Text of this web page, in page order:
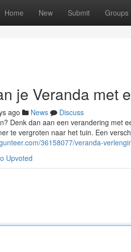
Home New Submit Groups
je Veranda met
ago News
Discuss
Denk dan aan een verandering met
te vergroten naar het tuin. Een
36158077/veranda-
Upvoted